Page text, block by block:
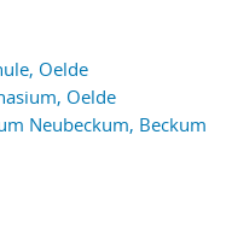
Oelde
Oelde
Neubeckum, Beckum